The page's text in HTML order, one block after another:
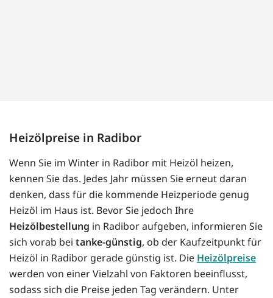
Heizölpreise in Radibor
Wenn Sie im Winter in Radibor mit Heizöl heizen,
kennen Sie das. Jedes Jahr müssen Sie erneut daran
denken, dass für die kommende Heizperiode genug
Heizöl im Haus ist. Bevor Sie jedoch Ihre
Heizölbestellung in Radibor aufgeben, informieren Sie
sich vorab bei tanke-günstig, ob der Kaufzeitpunkt für
Heizöl in Radibor gerade günstig ist. Die Heizölpreise
werden von einer Vielzahl von Faktoren beeinflusst,
sodass sich die Preise jeden Tag verändern. Unter